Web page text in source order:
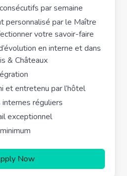
par semaine
personnalisé par le Maître
votre savoir-faire
en interne et dans
& Châteaux
et entretenu par l’hôtel
réguliers
exceptionnel
Now